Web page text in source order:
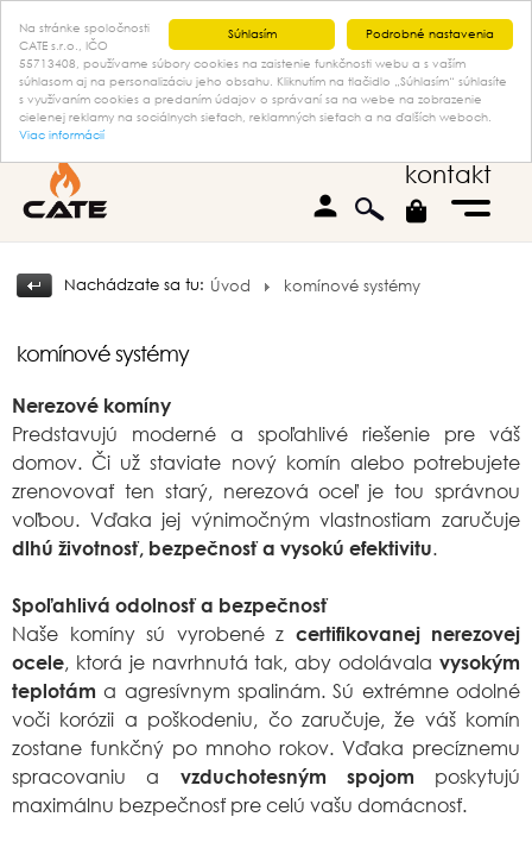
Podrobné nastavenia
Súhlasím
Na stránke spoločnosti
CATE s.r.o., IČO
55713408, používame súbory cookies na zaistenie funkčnosti webu a s vaším
súhlasom aj na personalizáciu jeho obsahu. Kliknutím na tlačidlo „Súhlasím“ súhlasíte
s využívaním cookies a predaním údajov o správaní sa na webe na zobrazenie
cielenej reklamy na sociálnych sieťach, reklamných sieťach a na ďalších weboch.
Viac informácií
kontakt
person
Nachádzate sa tu: Úvod komínové systémy
komínové systémy
Nerezové komíny
Predstavujú moderné a spoľahlivé riešenie pre váš
domov. Či už staviate nový komín alebo potrebujete
zrenovovať ten starý, nerezová oceľ je tou správnou
voľbou. Vďaka jej výnimočným vlastnostiam zaručuje
dlhú životnosť, bezpečnosť a vysokú efektivitu.
Spoľahlivá odolnosť a bezpečnosť
Naše komíny sú vyrobené z certifikovanej nerezovej
ocele, ktorá je navrhnutá tak, aby odolávala vysokým
teplotám a agresívnym spalinám. Sú extrémne odolné
voči korózii a poškodeniu, čo zaručuje, že váš komín
zostane funkčný po mnoho rokov. Vďaka precíznemu
spracovaniu a vzduchotesným spojom poskytujú
maximálnu bezpečnosť pre celú vašu domácnosť.